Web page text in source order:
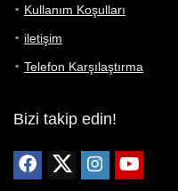
Kullanım Koşulları
iletişim
Telefon Karşılaştırma
Bizi takip edin!